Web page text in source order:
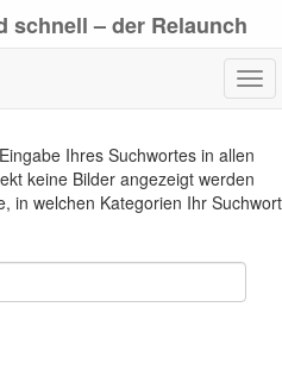
schnell – der Relaunch
Ihres Suchwortes in allen
keine Bilder angezeigt werden
in welchen Kategorien Ihr Suchwort